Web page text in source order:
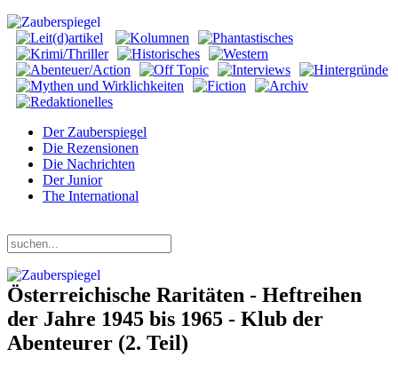
Der Zauberspiegel
Die Rezensionen
Die Nachrichten
Der Junior
The International
Österreichische Raritäten - Heftreihen
der Jahre 1945 bis 1965 - Klub der
Abenteurer (2. Teil)